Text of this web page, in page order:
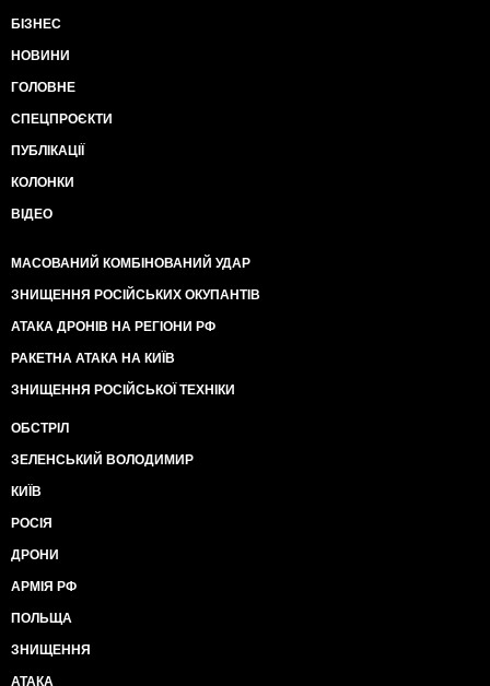
БІЗНЕС
НОВИНИ
ГОЛОВНЕ
СПЕЦПРОЄКТИ
ПУБЛІКАЦІЇ
КОЛОНКИ
ВІДЕО
МАСОВАНИЙ КОМБІНОВАНИЙ УДАР
ЗНИЩЕННЯ РОСІЙСЬКИХ ОКУПАНТІВ
АТАКА ДРОНІВ НА РЕГІОНИ РФ
РАКЕТНА АТАКА НА КИЇВ
ЗНИЩЕННЯ РОСІЙСЬКОЇ ТЕХНІКИ
ОБСТРІЛ
ЗЕЛЕНСЬКИЙ ВОЛОДИМИР
КИЇВ
РОСІЯ
ДРОНИ
АРМІЯ РФ
ПОЛЬЩА
ЗНИЩЕННЯ
АТАКА